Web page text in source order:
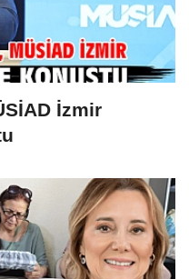
İzmir